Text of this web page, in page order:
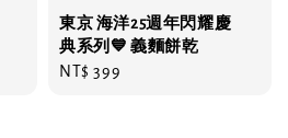
東京 海洋25週年閃耀慶
典系列💙 義麵餅乾
Regular
NT$ 399